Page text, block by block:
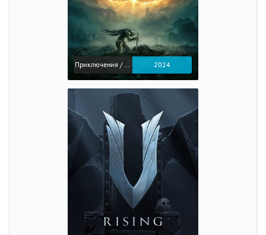
2024